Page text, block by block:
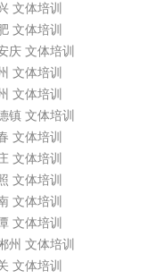
文体培训
文体培训
庆 文体培训
文体培训
文体培训
镇 文体培训
文体培训
文体培训
文体培训
文体培训
文体培训
州 文体培训
文体培训